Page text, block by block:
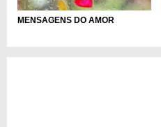
MENSAGENS DO AMOR